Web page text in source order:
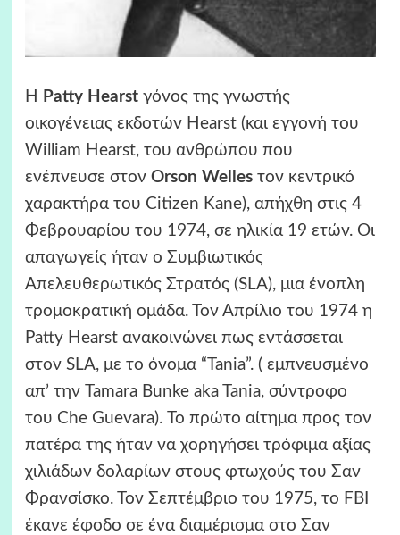
Η Patty Hearstγόνος της γνωστής
οικογένειας εκδοτών Hearst (και εγγονή του
William Hearst, του ανθρώπου που
ενέπνευσε στον Orson Wellesτον κεντρικό
χαρακτήρα του Citizen Kane), απήχθη στις 4
Φεβρουαρίου του 1974, σε ηλικία 19 ετών. Οι
απαγωγείς ήταν ο Συμβιωτικός
Απελευθερωτικός Στρατός (SLA), μια ένοπλη
τρομοκρατική ομάδα. Τον Απρίλιο του 1974 η
Patty Hearst ανακοινώνει πως εντάσσεται
στον SLA, με το όνομα “Tania”. ( εμπνευσμένο
απ’ την Tamara Bunke aka Tania, σύντροφο
του Che Guevara). Το πρώτο αίτημα προς τον
πατέρα της ήταν να χορηγήσει τρόφιμα αξίας
χιλιάδων δολαρίων στους φτωχούς του Σαν
Φρανσίσκο. Τον Σεπτέμβριο του 1975, το FBI
έκανε έφοδο σε ένα διαμέρισμα στο Σαν